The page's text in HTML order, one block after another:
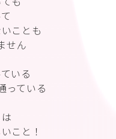
ことも
せん
いる
っている
こと！